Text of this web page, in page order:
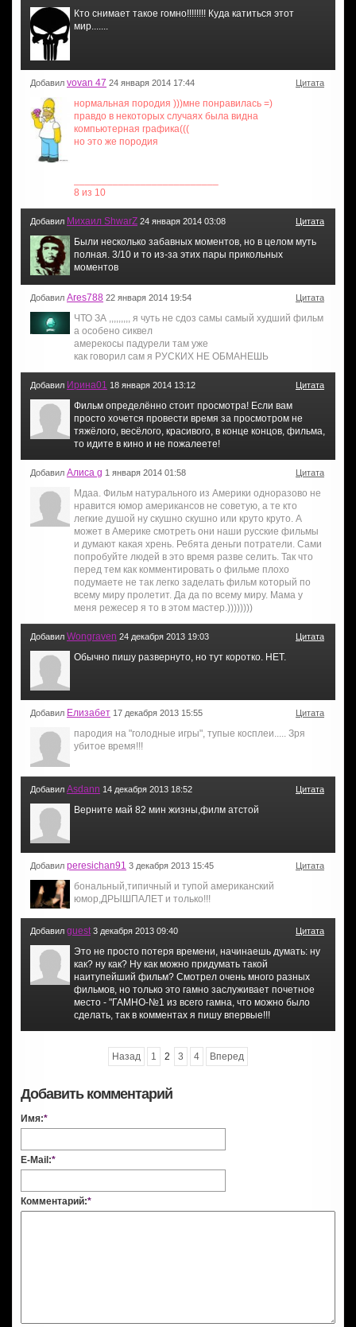
Кто снимает такое гомно!!!!!!!! Куда катиться этот
мир.......
Добавил vovan 47 24 января 2014 17:44 Цитата
нормальная породия )))мне понравилась =)
правдо в некоторых случаях была видна
компьютерная графика(((
но это же породия
8 из 10
Добавил Михаил ShwarZ 24 января 2014 03:08 Цитата
Были несколько забавных моментов, но в целом муть
полная. 3/10 и то из-за этих пары прикольных
моментов
Добавил Ares788 22 января 2014 19:54 Цитата
ЧТО ЗА ,,,,,,,,, я чуть не сдоз самы самый худший фильм
а особено сиквел
амерекосы падурели там уже
как говорил сам я РУСКИХ НЕ ОБМАНЕШЬ
Добавил Ирина01 18 января 2014 13:12 Цитата
Фильм определённо стоит просмотра! Если вам
просто хочется провести время за просмотром не
тяжёлого, весёлого, красивого, в конце концов, фильма,
то идите в кино и не пожалеете!
Добавил Алиса g 1 января 2014 01:58 Цитата
Мдаа. Фильм натурального из Америки одноразово не
нравится юмор американсов не советую, а те кто
легкие душой ну скушно скушно или круто круто. А
может в Америке смотреть они наши русские фильмы
и думают какая хрень. Ребята деньги потратели. Сами
попробуйте людей в это время разве селить. Так что
перед тем как комментировать о фильме плохо
подумаете не так легко заделать фильм который по
всему миру пролетит. Да да по всему миру. Мама у
меня режесер я то в этом мастер.))))))))
Добавил Wongraven 24 декабря 2013 19:03 Цитата
Обычно пишу развернуто, но тут коротко. НЕТ.
Добавил Елизабет 17 декабря 2013 15:55 Цитата
пародия на "голодные игры", тупые косплеи..... Зря
убитое время!!!
Добавил Asdann 14 декабря 2013 18:52 Цитата
Верните май 82 мин жизны,филм атстой
Добавил peresichan91 3 декабря 2013 15:45 Цитата
бональный,типичный и тупой американский
юмор,ДРЫШПАЛЕТ и только!!!
Добавил guest3 декабря 2013 09:40 Цитата
Это не просто потеря времени, начинаешь думать: ну
как? ну как? Ну как можно придумать такой
наитупейший фильм? Смотрел очень много разных
фильмов, но только это гамно заслуживает почетное
место - "ГАМНО-№1 из всего гамна, что можно было
сделать, так в комментах я пишу впервые!!!
Назад 1 2 3 4 Вперед
Добавить комментарий
Имя:*
E-Mail:*
Комментарий:*